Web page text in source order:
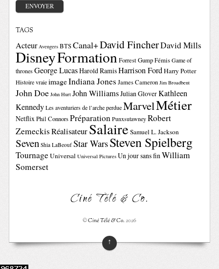
TAGS
Acteur Avengers BTSCanal+David FincherDavid Mills
DisneyFormationForrest GumpFémis Game of
thrones George LucasHarold RamisHarrison FordHarry Potter
Histoire vraie imageIndiana Jones James Cameron Jim Broadbent
John Doe John Hurt John WilliamsJulian GloverKathleen
Kennedy Les aventuriers de l’arche perdue MarvelMétier
NetflixPhil ConnorsPréparation Punxsutawney Robert
ZemeckisRéalisateurSalaire Samuel L. Jackson
Seven Shia LaBeouf Star WarsSteven Spielberg
TournageUniversal Universal Pictures Un jour sans finWilliam
Somerset
Ciné Télé & Co.
©Ciné Télé & Co.2026
↑